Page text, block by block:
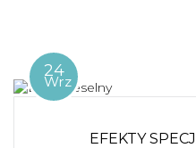
24
Wrz
EFEKTY